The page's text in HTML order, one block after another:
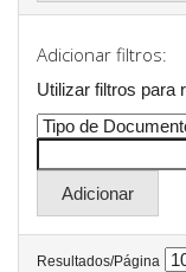
Adicionar filtros:
Utilizar filtros para
Resultados/Página